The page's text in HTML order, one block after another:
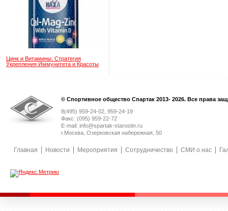
Цинк и Витамины: Стратегия
Укрепления Иммунитета и Красоты
© Спортивное общество Спартак 2013- 2026. Все права
8(495) 959-24-02, 959-24-19
Факс: (095) 959-22-72
E-mail: info@spartak-starostin.ru
г.Москва, Озерковская набережная, 50
Главная Новости Мероприятия Сотрудничество СМИ о нас